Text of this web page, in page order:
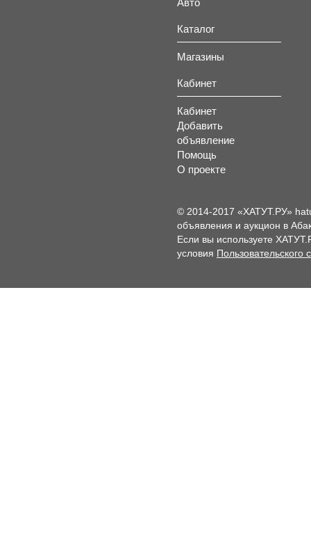
Каталог
Магазины
Кабинет
Кабинет
Добавить
объявление
Помощь
О проекте
© 2014-2017 «ХАТУТ.РУ»
объявления и аукцион в
Если вы используете
условия Пользовательского